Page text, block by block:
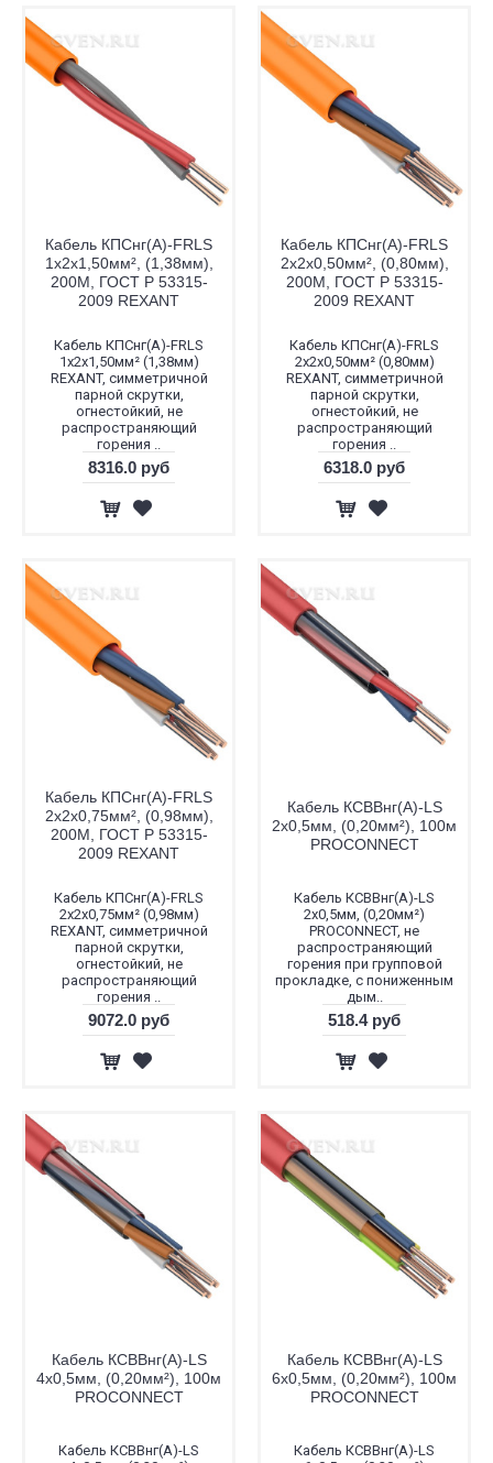
Кабель КПСнг(А)-FRLS
1x2x1,50мм², (1,38мм),
200М, ГОСТ Р 53315-
2009 REXANT
Кабель КПСнг(А)-FRLS
1x2x1,50мм² (1,38мм)
REXANT, симметричной
парной скрутки,
огнестойкий, не
распространяющий
горения ..
8316.0 руб
Кабель КПСнг(А)-FRLS
2x2x0,50мм², (0,80мм),
200М, ГОСТ Р 53315-
2009 REXANT
Кабель КПСнг(А)-FRLS
2x2x0,50мм² (0,80мм)
REXANT, симметричной
парной скрутки,
огнестойкий, не
распространяющий
горения ..
6318.0 руб
Кабель КПСнг(А)-FRLS
2x2x0,75мм², (0,98мм),
200М, ГОСТ Р 53315-
2009 REXANT
Кабель КПСнг(А)-FRLS
2x2x0,75мм² (0,98мм)
REXANT, симметричной
парной скрутки,
огнестойкий, не
распространяющий
горения ..
9072.0 руб
Кабель КСВВнг(А)-LS
2х0,5мм, (0,20мм²), 100м
PROCONNECT
Кабель КСВВнг(А)-LS
2х0,5мм, (0,20мм²)
PROCONNECT, не
распространяющий
горения при групповой
прокладке, с пониженным
дым..
518.4 руб
Кабель КСВВнг(А)-LS
4х0,5мм, (0,20мм²), 100м
PROCONNECT
Кабель КСВВнг(А)-LS
Кабель КСВВнг(А)-LS
6х0,5мм, (0,20мм²), 100м
PROCONNECT
Кабель КСВВнг(А)-LS